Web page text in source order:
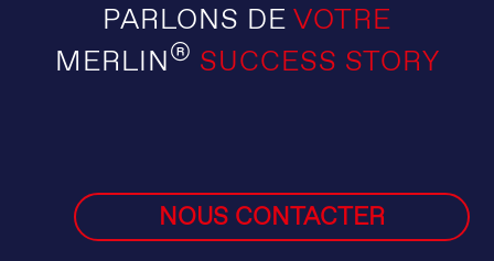
PARLONS DE VOTRE
MERLIN® SUCCESS STORY
NOUS CONTACTER